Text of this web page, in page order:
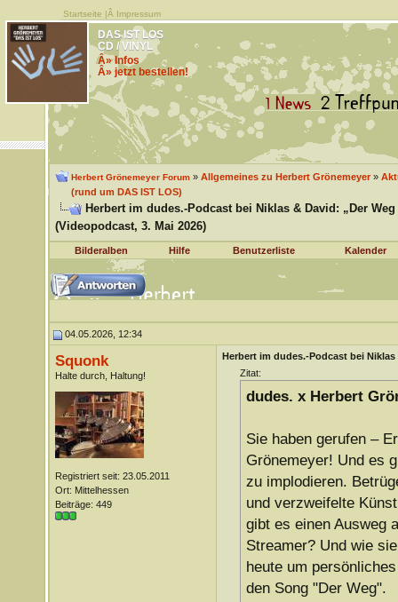
Startseite |Â Impressum
DAS IST LOS
CD / VINYL
Â» Infos
Â» jetzt bestellen!
Herbert Grönemeyer Forum» Allgemeines zu Herbert Grönemeyer»
(rund um DAS IST LOS)
Herbert im dudes.-Podcast bei Niklas & David: „Der
(Videopodcast, 3. Mai 2026)
Bilderalben Hilfe Benutzerliste Kalender
04.05.2026, 12:34
Squonk
Halte durch, Haltung!
Registriert seit: 23.05.2011
Ort: Mittelhessen
Beiträge: 449
Herbert im dudes.-Podcast bei
Zitat:
dudes. x Herbert
Sie haben gerufen –
Grönemeyer! Und es
zu implodieren.
und verzweifelte
gibt es einen Ausweg
Streamer? Und wie
heute um
den Song "Der Weg".